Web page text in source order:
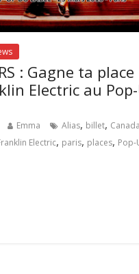
: Gagne ta
Electric au
Emma Alias, billet, Canada
Electric, paris, places, Pop-